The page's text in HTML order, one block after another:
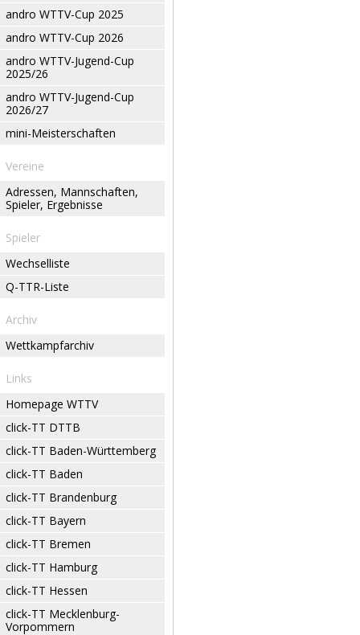
andro WTTV-Cup 2025
andro WTTV-Cup 2026
andro WTTV-Jugend-Cup
2025/26
andro WTTV-Jugend-Cup
2026/27
mini-Meisterschaften
Vereine
Adressen, Mannschaften,
Spieler, Ergebnisse
Spieler
Wechselliste
Q-TTR-Liste
Archiv
Wettkampfarchiv
Links
Homepage WTTV
click-TT DTTB
click-TT Baden-Württemberg
click-TT Baden
click-TT Brandenburg
click-TT Bayern
click-TT Bremen
click-TT Hamburg
click-TT Hessen
click-TT Mecklenburg-
Vorpommern